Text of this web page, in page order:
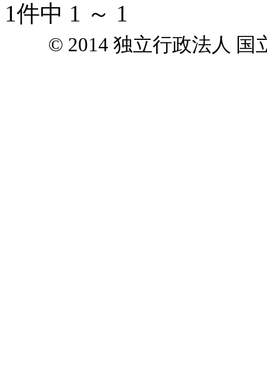
1件中 1 ～ 1
© 2014 独立行政法人 国